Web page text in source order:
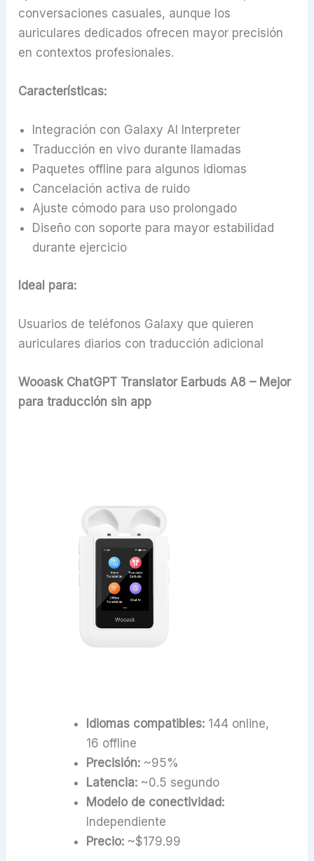
conversaciones casuales, aunque los
auriculares dedicados ofrecen mayor precisión
en contextos profesionales.
Características:
Integración con Galaxy AI Interpreter
Traducción en vivo durante llamadas
Paquetes offline para algunos idiomas
Cancelación activa de ruido
Ajuste cómodo para uso prolongado
Diseño con soporte para mayor estabilidad
durante ejercicio
Ideal para:
Usuarios de teléfonos Galaxy que quieren
auriculares diarios con traducción adicional
Wooask ChatGPT Translator Earbuds A8 – Mejor
para traducción sin app
Idiomas compatibles:144 online,
16 offline
Precisión:~95%
Latencia:~0.5 segundo
Modelo de conectividad:
Independiente
Precio:~$179.99